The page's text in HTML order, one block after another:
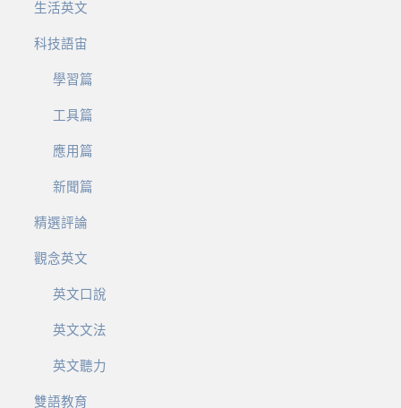
生活英文
科技語宙
學習篇
工具篇
應用篇
新聞篇
精選評論
觀念英文
英文口說
英文文法
英文聽力
雙語教育